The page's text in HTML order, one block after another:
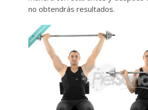
no obtendrás resultados.